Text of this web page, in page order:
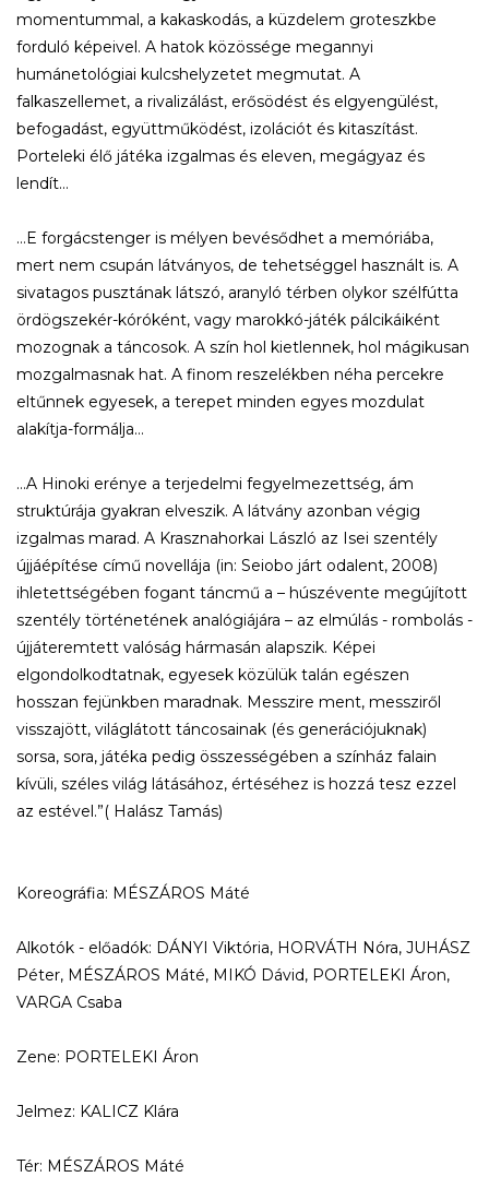
momentummal, a kakaskodás, a küzdelem groteszkbe
forduló képeivel. A hatok közössége megannyi
humánetológiai kulcshelyzetet megmutat. A
falkaszellemet, a rivalizálást, erősödést és elgyengülést,
befogadást, együttműködést, izolációt és kitaszítást.
Porteleki élő játéka izgalmas és eleven, megágyaz és
lendít…
…E forgácstenger is mélyen bevésődhet a memóriába,
mert nem csupán látványos, de tehetséggel használt is. A
sivatagos pusztának látszó, aranyló térben olykor szélfútta
ördögszekér-kóróként, vagy marokkó-játék pálcikáiként
mozognak a táncosok. A szín hol kietlennek, hol mágikusan
mozgalmasnak hat. A finom reszelékben néha percekre
eltűnnek egyesek, a terepet minden egyes mozdulat
alakítja-formálja…
…A Hinoki erénye a terjedelmi fegyelmezettség, ám
struktúrája gyakran elveszik. A látvány azonban végig
izgalmas marad. A Krasznahorkai László az Isei szentély
újjáépítése című novellája (in: Seiobo járt odalent, 2008)
ihletettségében fogant táncmű a – húszévente megújított
szentély történetének analógiájára – az elmúlás - rombolás -
újjáteremtett valóság hármasán alapszik. Képei
elgondolkodtatnak, egyesek közülük talán egészen
hosszan fejünkben maradnak. Messzire ment, messziről
visszajött, világlátott táncosainak (és generációjuknak)
sorsa, sora, játéka pedig összességében a színház falain
kívüli, széles világ látásához, értéséhez is hozzá tesz ezzel
az estével.”( Halász Tamás)
Koreográfia: MÉSZÁROS Máté
Alkotók - előadók: DÁNYI Viktória, HORVÁTH Nóra, JUHÁSZ
Péter, MÉSZÁROS Máté, MIKÓ Dávid, PORTELEKI Áron,
VARGA Csaba
Zene: PORTELEKI Áron
Jelmez: KALICZ Klára
Tér: MÉSZÁROS Máté